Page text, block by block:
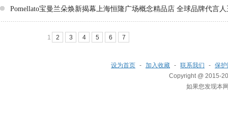
Pomellato宝曼兰朵焕新揭幕上海恒隆广场概念精品店 全球品牌代言
1 2 3 4 5 6 7
设为首页 - 加入收藏 - 联系我们 - 保
Copyright @ 2015-
如果您发现本